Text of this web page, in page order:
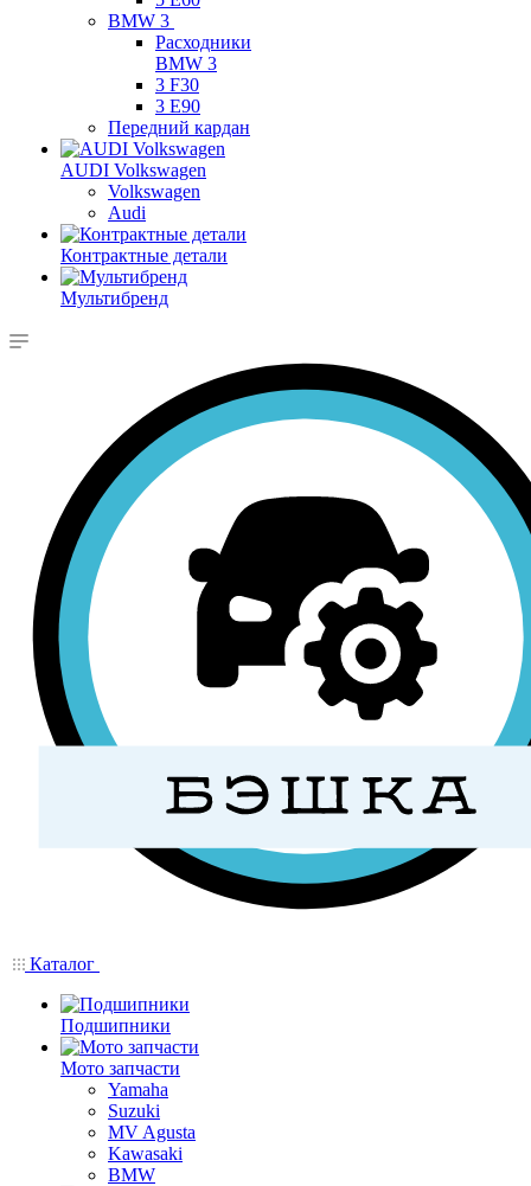
BMW 3
Расходники
BMW 3
3 F30
3 E90
Передний кардан
AUDI Volkswagen
Volkswagen
Audi
Контрактные детали
Мультибренд
Каталог
Подшипники
Мото запчасти
Yamaha
Suzuki
MV Agusta
Kawasaki
BMW